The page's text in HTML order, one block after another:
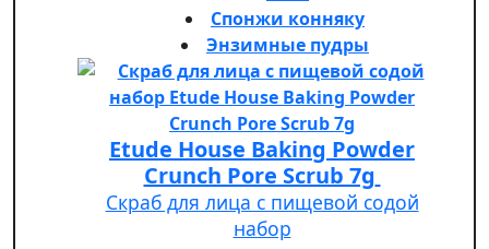
Спонжи конняку
Энзимные пудры
Etude House Baking Powder
Crunch Pore Scrub 7g
Скраб для лица с пищевой содой
набор